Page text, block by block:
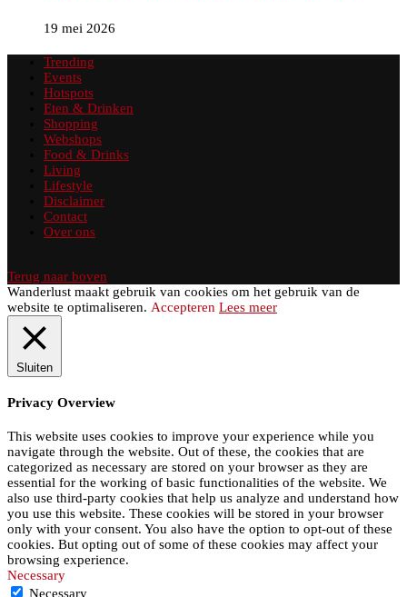
19 mei 2026
Trending
Events
Hotspots
Eten & Drinken
Shopping
Webshops
Food & Drinks
Living
Lifestyle
Disclaimer
Contact
Over ons
Terug naar boven
Wanderlust maakt gebruik van cookies om het gebruik van de
website te optimaliseren. Accepteren Lees meer
Sluiten
Privacy Overview
This website uses cookies to improve your experience while you
navigate through the website. Out of these, the cookies that are
categorized as necessary are stored on your browser as they are
essential for the working of basic functionalities of the website. We
also use third-party cookies that help us analyze and understand how
you use this website. These cookies will be stored in your browser
only with your consent. You also have the option to opt-out of these
cookies. But opting out of some of these cookies may affect your
browsing experience.
Necessary
Necessary